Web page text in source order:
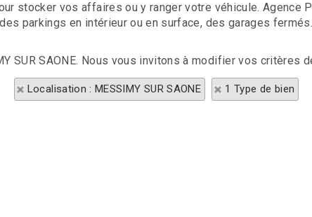
stocker vos affaires ou y ranger votre véhicule.
parkings en intérieur ou en surface, des garages
SUR SAONE. Nous vous invitons à modifier vos critères
Localisation : MESSIMY SUR SAONE 1 Type de bien